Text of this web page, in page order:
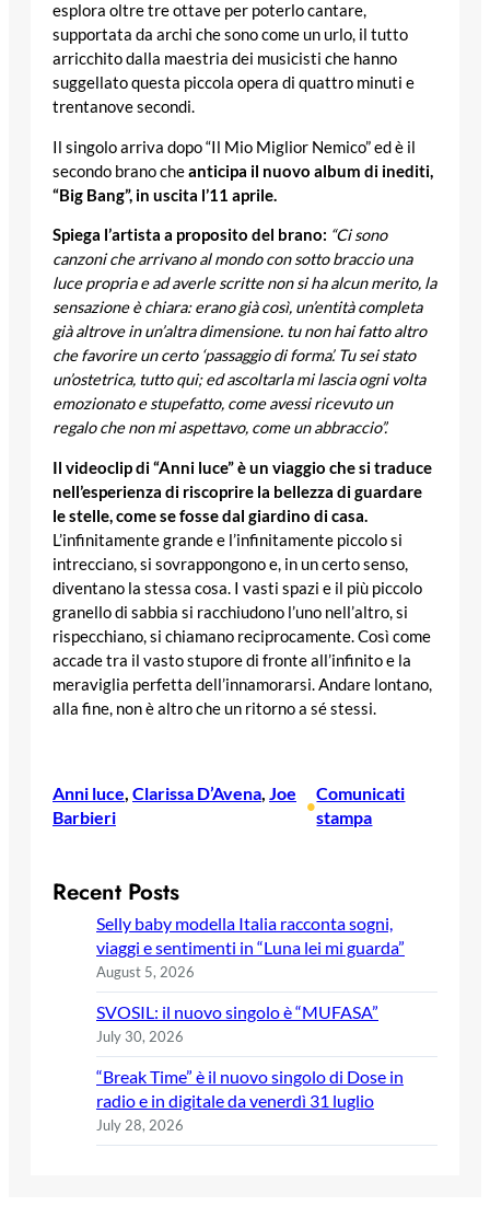
esplora oltre tre ottave per poterlo cantare,
supportata da archi che sono come un urlo, il tutto
arricchito dalla maestria dei musicisti che hanno
suggellato questa piccola opera di quattro minuti e
trentanove secondi.
Il singolo arriva dopo “Il Mio Miglior Nemico” ed è il
secondo brano cheanticipa il nuovo album di inediti,
“Big Bang”, in uscita l’11 aprile.
Spiega l’artista a proposito del brano: “Ci sono
canzoni che arrivano al mondo con sotto braccio una
luce propria e ad averle scritte non si ha alcun merito, la
sensazione è chiara: erano già così, un’entità completa
già altrove in un’altra dimensione. tu non hai fatto altro
che favorire un certo ‘passaggio di forma’. Tu sei stato
un’ostetrica, tutto qui; ed ascoltarla mi lascia ogni volta
emozionato e stupefatto, come avessi ricevuto un
regalo che non mi aspettavo, come un abbraccio”.
Il videoclip di “Anni luce” è un viaggio che si traduce
nell’esperienza di riscoprire la bellezza di guardare
le stelle, come se fosse dal giardino di casa.
L’infinitamente grande e l’infinitamente piccolo si
intrecciano, si sovrappongono e, in un certo senso,
diventano la stessa cosa. I vasti spazi e il più piccolo
granello di sabbia si racchiudono l’uno nell’altro, si
rispecchiano, si chiamano reciprocamente. Così come
accade tra il vasto stupore di fronte all’infinito e la
meraviglia perfetta dell’innamorarsi. Andare lontano,
alla fine, non è altro che un ritorno a sé stessi.
Anni luce, Clarissa D’Avena, Joe
Barbieri
•
Comunicati
stampa
Recent Posts
Selly baby modella Italia racconta sogni,
viaggi e sentimenti in “Luna lei mi guarda”
August 5, 2026
SVOSIL: il nuovo singolo è “MUFASA”
July 30, 2026
“Break Time” è il nuovo singolo di Dose in
radio e in digitale da venerdì 31 luglio
July 28, 2026